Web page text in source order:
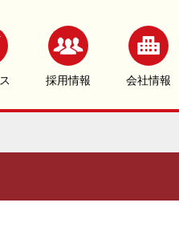
採用情報 会社情報